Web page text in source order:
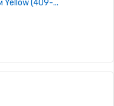
Yellow (409-...